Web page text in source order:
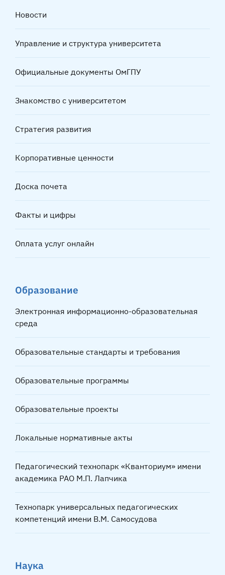
Новости
Управление и структура университета
Официальные документы ОмГПУ
Знакомство с университетом
Стратегия развития
Корпоративные ценности
Доска почета
Факты и цифры
Оплата услуг онлайн
Образование
Электронная информационно-образовательная
среда
Образовательные стандарты и требования
Образовательные программы
Образовательные проекты
Локальные нормативные акты
Педагогический технопарк «Кванториум» имени
академика РАО М.П. Лапчика
Технопарк универсальных педагогических
компетенций имени В.М. Самосудова
Наука